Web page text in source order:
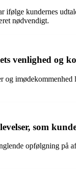
kundernes
nødvendigt.
venlighed og
og
som
opfølgning på